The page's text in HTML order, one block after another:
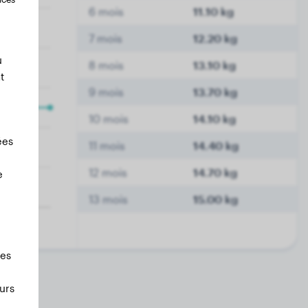
6 mois 11.10 kg
7 mois 12.20 kg
8 mois 13.10 kg
9 mois 13.70 kg
10 mois 14.10 kg
11 mois 14.40 kg
12 mois 14.70 kg
13 mois 15.00 kg